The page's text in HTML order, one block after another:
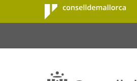
Salta al contingut principal
Consell de
Mallorca